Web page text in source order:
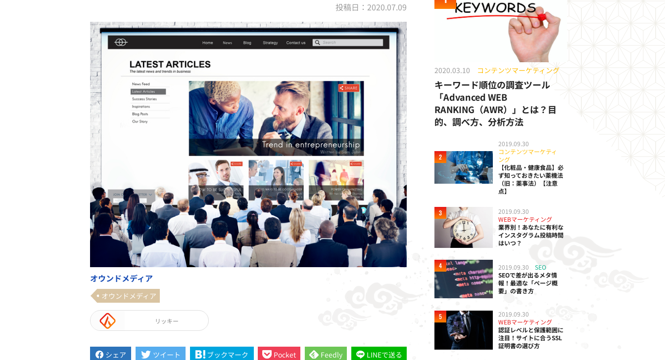
投稿日：2020.07.09
オウンドメディア
オウンドメディア
リッキー
シェア ツイート ブックマーク Pocket Feedly LINEで送る
2020.03.10 コンテンツマーケティング
キーワード順位の調査ツール
「Advanced WEB
RANKING（AWR）」とは？目
的、調べ方、分析方法
2019.09.30
コンテンツマーケティ
ング
【化粧品・健康食品】必
ず知っておきたい薬機法
（旧：薬事法）【注意
点】
2019.09.30
WEBマーケティング
業界別！あなたに有利な
インスタグラム投稿時間
はいつ？
2019.09.30
SEO
SEOで差が出るメタ情
報！最適な「ページ概
要」の書き方
2019.09.30
WEBマーケティング
認証レベルと保護範囲に
注目！サイトに合うSSL
証明書の選び方